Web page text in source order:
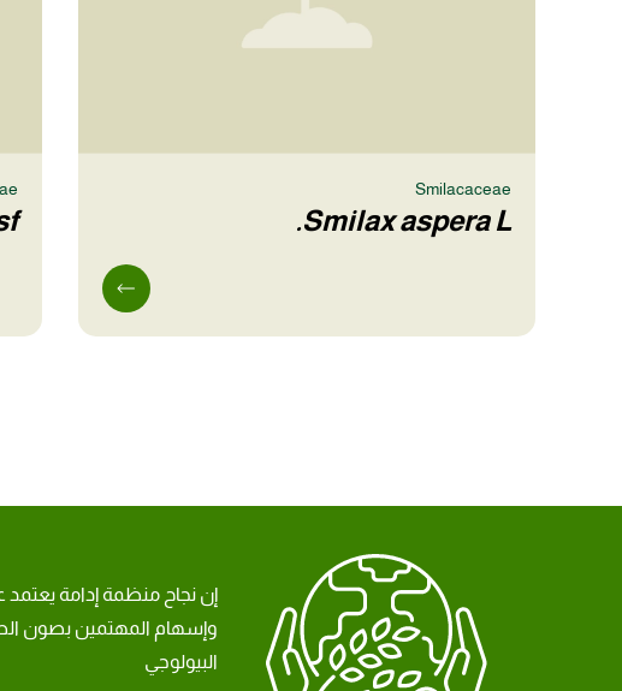
Smilacaceae
Smilax aspera L.
إن نجاح منظمة إدامة
وإسهام المهتمين بصون
البيولوجي